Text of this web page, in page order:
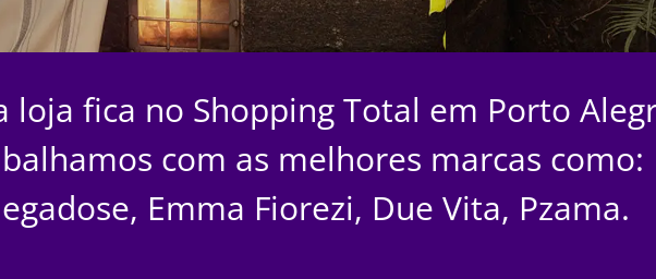
loja fica no Shopping Total em Porto
com as melhores marcas como:
Emma Fiorezi, Due Vita, Pzama.